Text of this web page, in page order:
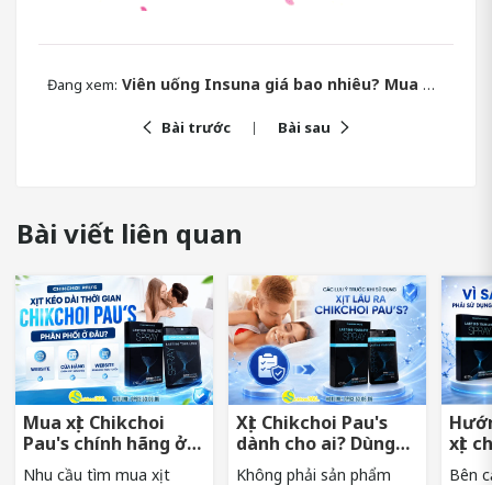
Đang xem: Viên uống Insuna giá bao nhiêu? Mua ở đâu chính hãng?
Bài trước Bài sau
Bài viết liên quan
Mua xịt Chikchoi
Pau's chính hãng ở
đâu tránh hàng giả?
Nhu cầu tìm mua xịt
Xịt Chikchoi Pau's
dành cho ai? Dùng
có nóng rát không?
Không phải sản phẩm
xịt
sớm
Bên